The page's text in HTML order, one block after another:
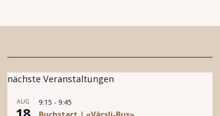
nächste Veranstaltungen
AUG 9:15 - 9:45